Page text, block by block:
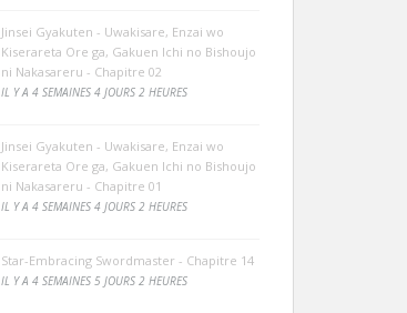
Jinsei Gyakuten - Uwakisare, Enzai wo
Kiserareta Ore ga, Gakuen Ichi no Bishoujo
ni Nakasareru - Chapitre 02
IL Y A 4 SEMAINES 4 JOURS 2 HEURES
Jinsei Gyakuten - Uwakisare, Enzai wo
Kiserareta Ore ga, Gakuen Ichi no Bishoujo
ni Nakasareru - Chapitre 01
IL Y A 4 SEMAINES 4 JOURS 2 HEURES
Star-Embracing Swordmaster - Chapitre 14
IL Y A 4 SEMAINES 5 JOURS 2 HEURES